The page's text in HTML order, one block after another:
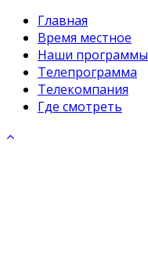
Главная
Время местное
Наши программы
Телепрограмма
Телекомпания
Где смотреть